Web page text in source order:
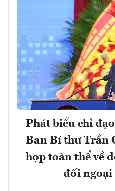
Phát biểu chỉ
Ban Bí thư Trần
họp toàn thể về
đối ngoại